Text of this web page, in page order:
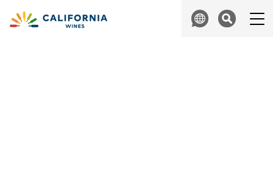
Search